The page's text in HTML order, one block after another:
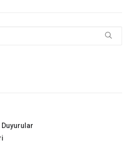
Duyurular